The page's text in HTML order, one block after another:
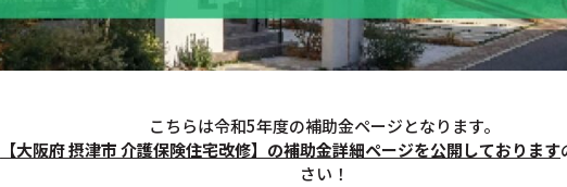
こちらは令和5年度の補助金ページとなります。
【大阪府 摂津市 介護保険住宅改修】の補助金詳細ページを公開しております
さい！